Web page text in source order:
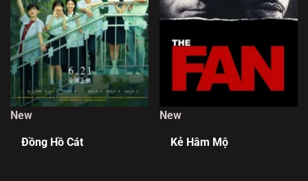
New
Đồng Hồ Cát
New
Kẻ Hâm Mộ